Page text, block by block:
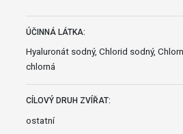
ÚČINNÁ LÁTKA:
Hyaluronát sodný, Chlorid sodný,
chlorná
CÍLOVÝ DRUH ZVÍŘAT:
ostatní